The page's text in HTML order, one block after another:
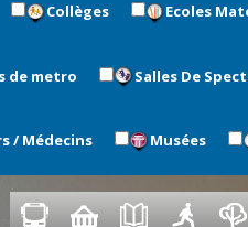
Collèges Ecoles
de metro Salles De
/ Médecins Musées